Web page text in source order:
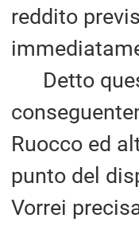
reddito
Detto
Ruocco ed
punto del
Vorrei